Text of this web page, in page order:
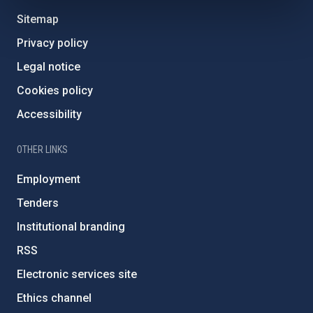
Sitemap
Privacy policy
Legal notice
Cookies policy
Accessibility
OTHER LINKS
Employment
Tenders
Institutional branding
RSS
Electronic services site
Ethics channel